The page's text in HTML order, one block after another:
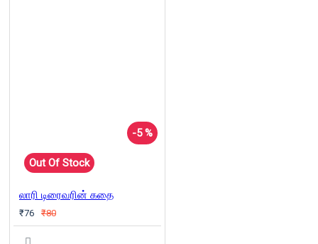
-5 %
Out Of Stock
லாரி டிரைவரின் கதை
₹76 ₹80